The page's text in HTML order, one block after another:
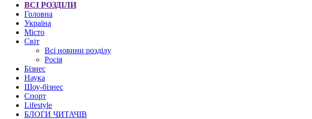
ВСІ РОЗДІЛИ
Головна
Україна
Місто
Світ
Всі новини розділу
Росія
Бізнес
Наука
Шоу-бізнес
Спорт
Lifestyle
БЛОГИ ЧИТАЧІВ